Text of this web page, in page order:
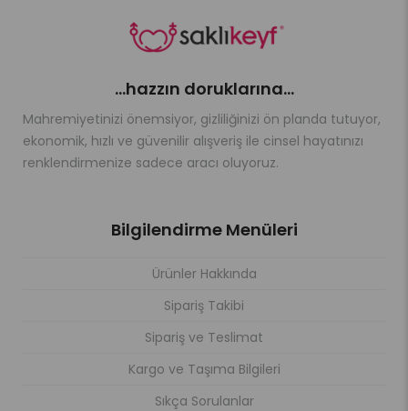
...hazzın doruklarına...
Mahremiyetinizi önemsiyor, gizliliğinizi ön planda tutuyor,
ekonomik, hızlı ve güvenilir alışveriş ile cinsel hayatınızı
renklendirmenize sadece aracı oluyoruz.
Bilgilendirme Menüleri
Ürünler Hakkında
Sipariş Takibi
Sipariş ve Teslimat
Kargo ve Taşıma Bilgileri
Sıkça Sorulanlar